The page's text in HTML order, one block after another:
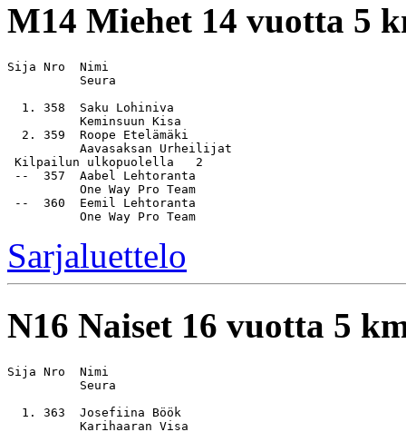
M14 Miehet 14 vuotta 5
Sija Nro  Nimi
          Seura
1. 358  Saku Lohiniva
          Keminsuun Kisa
2. 359  Roope Etelämäki
          Aavasaksan Urheilijat
Kilpailun ulkopuolella   2
--  357  Aabel Lehtoranta
          One Way Pro Team
--  360  Eemil Lehtoranta
Sarjaluettelo
N16 Naiset 16 vuotta 5
Sija Nro  Nimi
          Seura
1. 363  Josefiina Böök
          Karihaaran Visa